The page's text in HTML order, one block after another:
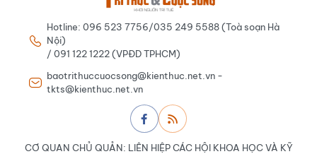
Hotline: 096 523 7756/035 249 5588 (Toà soạn Hà
Nội)
/ 091 122 1222 (VPĐD TPHCM)
baotrithuccuocsong@kienthuc.net.vn -
tkts@kienthuc.net.vn
CƠ QUAN CHỦ QUẢN: LIÊN HIỆP CÁC HỘI KHOA HỌC VÀ KỸ